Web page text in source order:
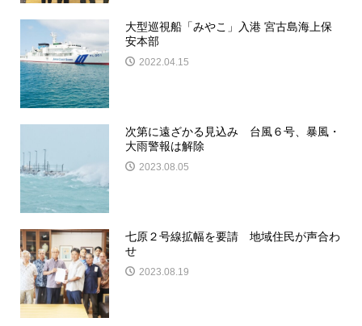
大型巡視船「みやこ」入港 宮古島海上保
安本部
2022.04.15
次第に遠ざかる見込み 台風６号、暴風・
大雨警報は解除
2023.08.05
七原２号線拡幅を要請 地域住民が声合わ
せ
2023.08.19